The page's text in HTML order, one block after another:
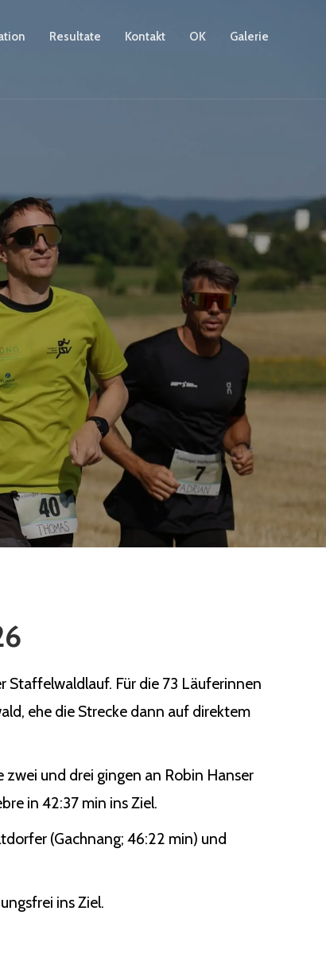
Resultate Kontakt OK Galerie
Staffelwaldlauf. Für die 73 Läuferinnen
ehe die Strecke dann auf direktem
und drei gingen an Robin Hanser
in 42:37 min ins Ziel.
(Gachnang; 46:22 min) und
ins Ziel.